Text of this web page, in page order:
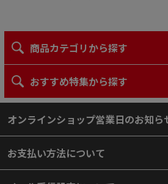
商品カテゴリから探す
おすすめ特集から探す
オンラインショップ営業日のお知ら
お支払い方法について